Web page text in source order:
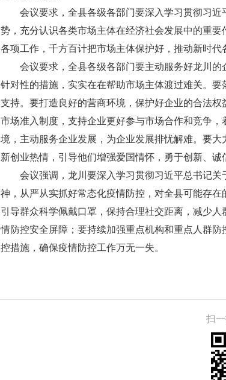
会议要求，全县各级各部门要深入学习贯彻习近
势，充分认识各类市场主体在经济社会发展中的重
各项工作，千方百计把市场主体保护好，推动新时代
会议要求，全县各级各部门要主动服务好龙川的
针对性的措施，实实在在帮助市场主体渡过难关。
支持。要打造良好的营商环境，保护好企业的合法
市场准入制度，支持企业更好参与市场合作和竞争
境，主动服务企业发展，为企业发展排忧解难。要
新创业热情，引导他们增强爱国情怀，勇于创新、
会议强调，龙川要深入学习贯彻习近平总书记关
神，从严从实抓好常态化疫情防控，对全县可能存
引导群众科学佩戴口罩，保持合理社交距离，减少
情防控安全屏障；要持续加强重点机构和重点人群
控措施，确保疫情防控工作万无一失。
扫